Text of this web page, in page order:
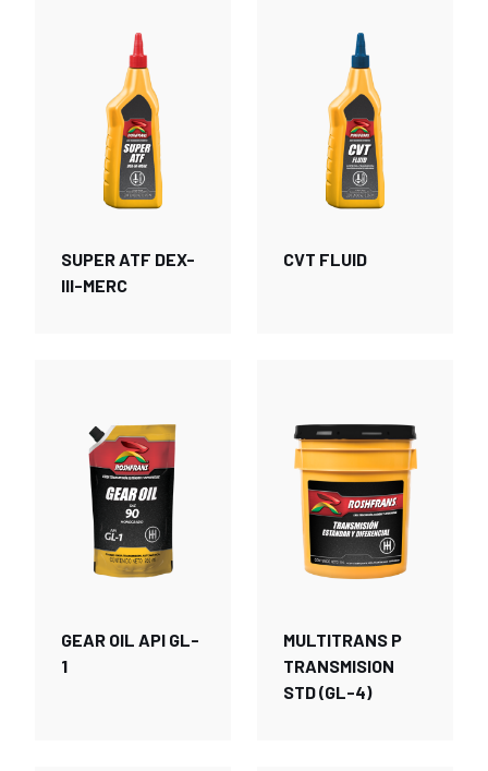
SUPER ATF DEX-
III-MERC
CVT FLUID
GEAR OIL API GL-
1
MULTITRANS P
TRANSMISION
STD (GL-4)